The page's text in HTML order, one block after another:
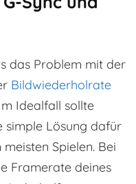
das Problem mit der
Bildwiederholrate
Idealfall sollte
simple Lösung dafür
Spielen. Bei
Framerate deines